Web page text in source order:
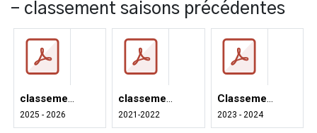
- classement saisons précédentes
classement 2025 - 2026
2025 - 2026
classement saison 2021-2022
2021-2022
Classement 2023 - 2024
2023 - 2024